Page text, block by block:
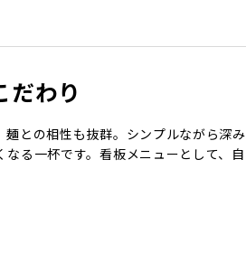
だわり
との相性も抜群。シンプルながら深み
る一杯です。看板メニューとして、自